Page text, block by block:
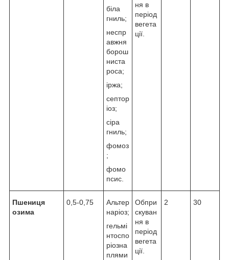
біла
гниль;
неспр
авжня
борош
ниста
роса;
іржа;
септор
іоз;
сіра
гниль;
фомоз
;
фомо
псис.
ня в
період
вегета
ції.
Пшениця
озима
0,5-0,75
Альтер
наріоз;
гельмі
нтоспо
ріозна
плями
Обпри
скуван
ня в
період
вегета
ції.
2 30